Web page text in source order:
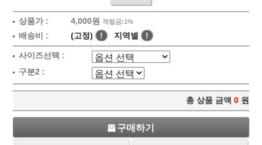
상품가 : 4,000원 적립금:1%
배송비 : (고정) ! 지역별 !
사이즈선택 :
구분2 :
총 상품 금액 0 원
구매하기